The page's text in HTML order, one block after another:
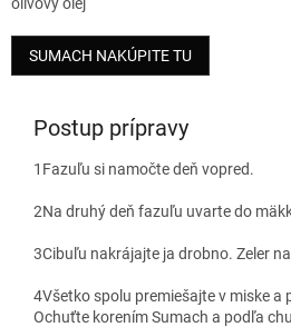
olivový olej
SUMACH NAKÚPITE TU
Postup prípravy
1 Fazuľu si namočte deň vopred.
2Na druhý deň fazuľu uvarte do
3Cibuľu nakrájajte ja drobno. Zeler
4Všetko spolu premiešajte v miske a
Ochuťte korením Sumach a podľa